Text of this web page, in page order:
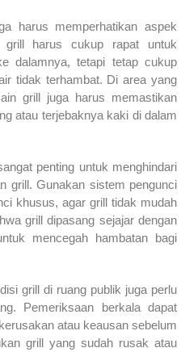
harus memperhatikan aspek
grill harus cukup rapat untuk
dalamnya, tetapi tetap cukup
tidak terhambat. Di area yang
grill juga harus memastikan
atau terjebaknya kaki di dalam
penting untuk menghindari
grill. Gunakan sistem pengunci
khusus, agar grill tidak mudah
grill dipasang sejajar dengan
mencegah hambatan bagi
grill di ruang publik juga perlu
Pemeriksaan berkala dapat
atau keausan sebelum
grill yang sudah rusak atau